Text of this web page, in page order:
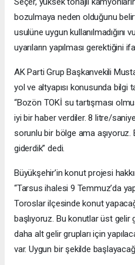
bozulmaya neden olduğunu
usulüne uygun kullanılmadığını
uyarıların yapılması gerektiğini
AK Parti Grup Başkanvekili
yol ve altyapısı konusunda bilgi
“Bozön TOKİ su tartışması
iyi bir haber verdiler. 8 litre/
sorunlu bir bölge ama
giderdik” dedi.
Büyükşehir’in konut projesi
“Tarsus ihalesi 9 Temmuz’da
Toroslar ilçesinde konut
başlıyoruz. Bu konutlar üst
daha alt gelir grupları için
var. Uygun bir şekilde